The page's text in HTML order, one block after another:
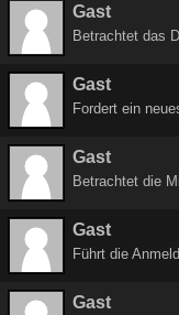
Gast
Betrachtet das
Gast
Fordert ein
Gast
Betrachtet die
Gast
Führt die
Gast